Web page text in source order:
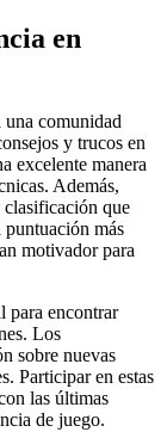
en
comunidad
y trucos en
excelente manera
Además,
clasificación que
más
motivador para
para encontrar
Los
sobre nuevas
Participar en estas
las últimas
de juego.